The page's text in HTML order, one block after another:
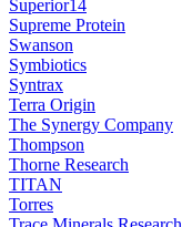
Superior14
Supreme Protein
Swanson
Symbiotics
Syntrax
Terra Origin
The Synergy Company
Thompson
Thorne Research
TITAN
Torres